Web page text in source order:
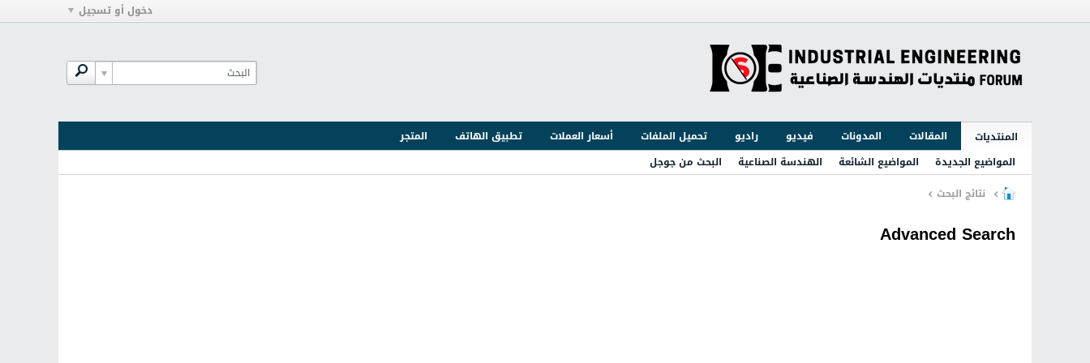
دخول أو تسجيل
المنتديات المقالات المدونات فيديو راديو تحميل الملفات أسعار العملات تطبيق الهاتف
المتجر
المواضيع الجديدة
المواضيع الشائعة الهندسة الصناعية
البحث من جوجل
نتائج البحث
Advanced Search